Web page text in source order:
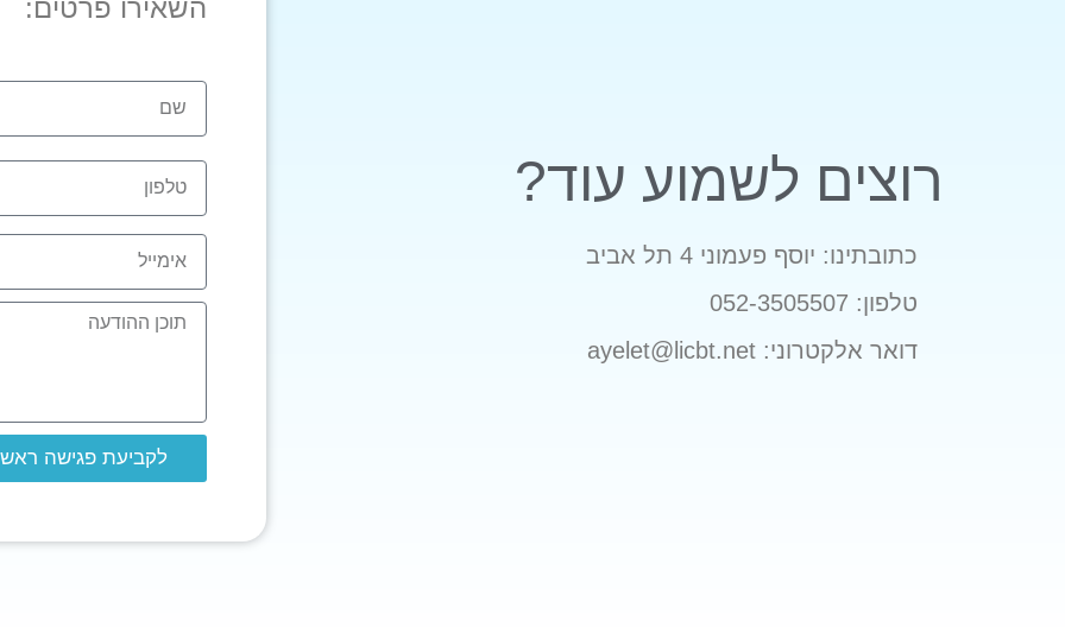
רוצים לשמוע עוד?
כתובתינו: יוסף פעמוני 4 תל אביב
טלפון: 052-3505507
דואר אלקטרוני: ayelet@licbt.net
השאירו פרטים:
לקביעת פגישה